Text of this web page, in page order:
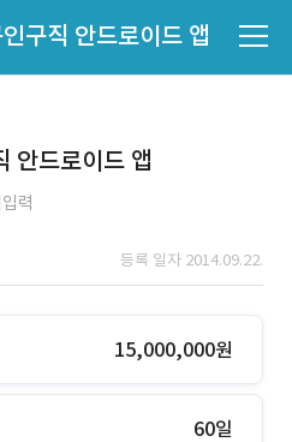
구직 안드로이드 앱
안드로이드 앱
력
등록 일자 2014.09.22.
15,000,000원
60일